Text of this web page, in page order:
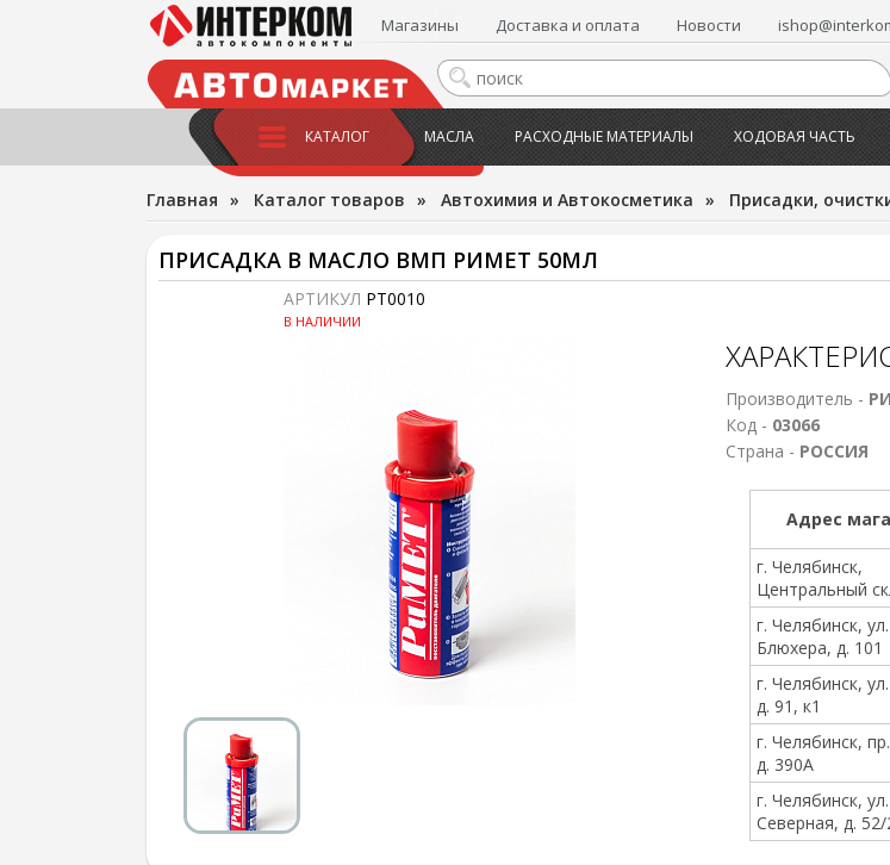
Магазины Доставка и оплата Новости
КАТАЛОГ МАСЛА РАСХОДНЫЕ МАТЕРИАЛЫ ХОДОВАЯ ЧАСТЬ
Главная » Каталог товаров » Автохимия и Автокосметика » Присадки,
ПРИСАДКА В МАСЛО ВМП РИМЕТ 50МЛ
АРТИКУЛ PT0010
В НАЛИЧИИ
Производитель -
Код - 03066
Страна - РОССИЯ
Адрес
г. Челябинск,
Центральный
г. Челябинск, ул.
Блюхера, д. 101
г. Челябинск,
д. 91, к1
г. Челябинск,
д. 390А
г. Челябинск, ул.
Северная, д. 52/